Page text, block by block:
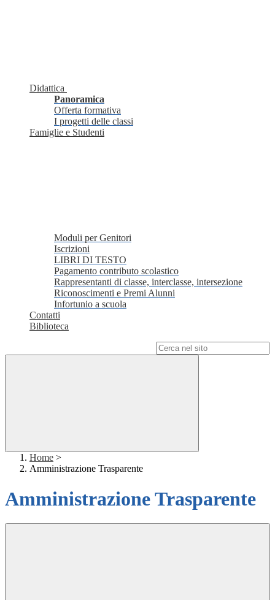
Didattica
Panoramica
Offerta formativa
I progetti delle classi
Famiglie e Studenti
Moduli per Genitori
Iscrizioni
LIBRI DI TESTO
Pagamento contributo scolastico
Rappresentanti di classe, interclasse, intersezione
Riconoscimenti e Premi Alunni
Infortunio a scuola
Contatti
Biblioteca
Home >
Amministrazione Trasparente
Amministrazione Trasparente